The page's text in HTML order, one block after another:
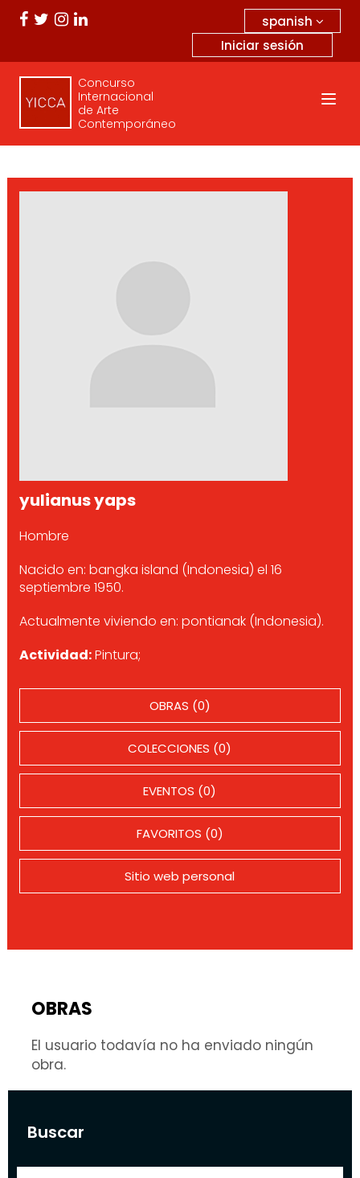
spanish
Iniciar sesión
Concurso
Internacional
de Arte
Contemporáneo
Buscar
yulianus yaps
Hombre
Nacido en: bangka island (Indonesia) el 16
septiembre 1950.
Actualmente viviendo en: pontianak (Indonesia).
Actividad:Pintura;
OBRAS (0)
COLECCIONES (0)
EVENTOS (0)
FAVORITOS (0)
Sitio web personal
OBRAS
El usuario todavía no ha enviado ningún
obra.